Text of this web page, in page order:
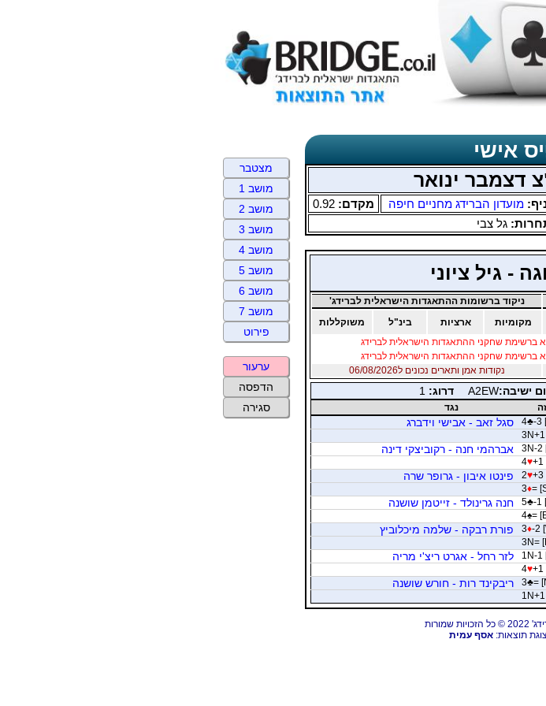
אישי
דצמבר ינואר
מועדון הברידג מחניים חיפה מקדם: 0.92
גל צבי
- גיל ציוני
ניקוד ברשומות ההתאגדות הישראלית לברידג'
מקומיות ארציות בינ"ל
משוקללות
ברשימת שחקני ההתאגדות הישראלית לברידג
ברשימת שחקני ההתאגדות הישראלית לברידג
נקודות אמן ותארים נכונים ל06/08/2026
ישיבה:A2EW דרוג: 1
נגד
4♣-3 סגל זאב - אבישי וידברג
3N-2 אברהמי חנה - רקוביצקי דינה
4♥+1
2♥+3 פינטו איבון - גרופר שרה
3♦=
5♣-1 חנה גרינולד - זייטמן שושנה
4♠=
3♦-2 פורת רבקה - שלמה מיכלוביץ
3N=
1N-1 לזר רחל - אגרט ריצ'י מריה
4♥+1
3♣= ריבקינד רות - חורש שושנה
תוצאות:אסף עמית
מצטבר
מושב 1
מושב 2
מושב 3
מושב 4
מושב 5
מושב 6
מושב 7
פירוט
ערעור
הדפסה
סגירה